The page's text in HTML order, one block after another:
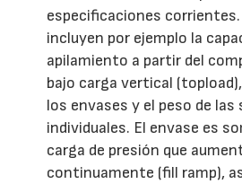
especificaciones
incluyen por ejemplo la
apilamiento a partir del
bajo carga vertical
los envases y el peso de las
individuales. El envase es
carga de presión que
continuamente (fill ramp),